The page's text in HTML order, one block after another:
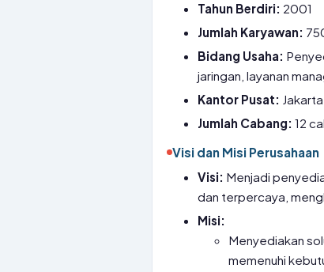
Tahun Berdiri: 2001
Jumlah Karyawan:
Bidang Usaha:
jaringan, layanan
Kantor Pusat:
Jumlah Cabang: 12
Visi dan Misi Perusahaan
Visi: Menjadi
dan terpercaya,
Misi:
Menyediakan
memenuhi